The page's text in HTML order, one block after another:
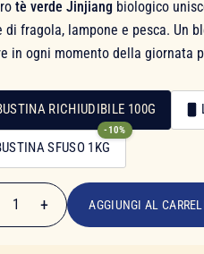
tè verde Jinjiang biologico
di fragola, lampone e pesca. Un
in ogni momento della giornata
RICHIUDIBILE 100G
SFUSO 1KG
-10%
€
1 + AGGIUNGI AL